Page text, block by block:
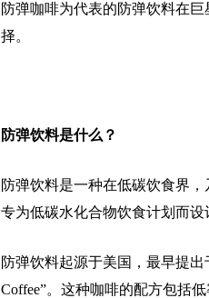
防弹咖啡为代表的防弹饮料在
择。
防弹饮料是什么？
防弹饮料是一种在低碳饮食界
专为低碳水化合物饮食计划而设
防弹饮料起源于美国，最早提
Coffee”。这种咖啡的配方包括